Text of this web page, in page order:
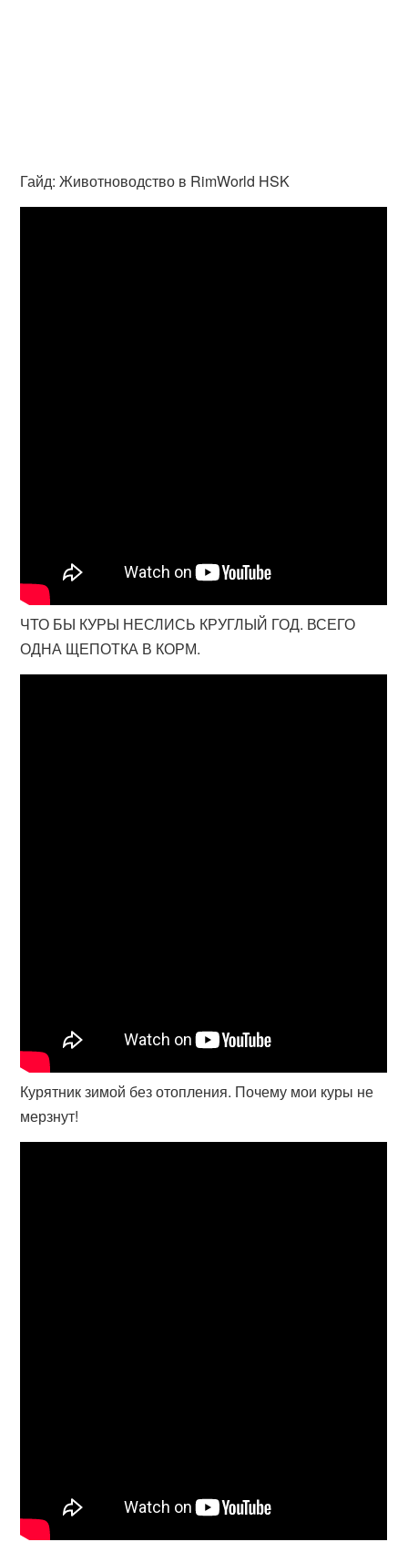
Гайд: Животноводство в RimWorld HSK
ЧТО БЫ КУРЫ НЕСЛИСЬ КРУГЛЫЙ ГОД. ВСЕГО
ОДНА ЩЕПОТКА В КОРМ.
Курятник зимой без отопления. Почему мои куры не
мерзнут!